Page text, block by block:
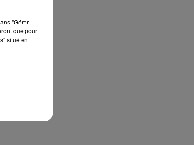
"Gérer
que pour
situé en